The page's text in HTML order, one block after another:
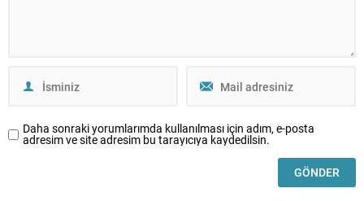
Daha sonraki yorumlarımda kullanılması için adım, e-posta
adresim ve site adresim bu tarayıcıya kaydedilsin.